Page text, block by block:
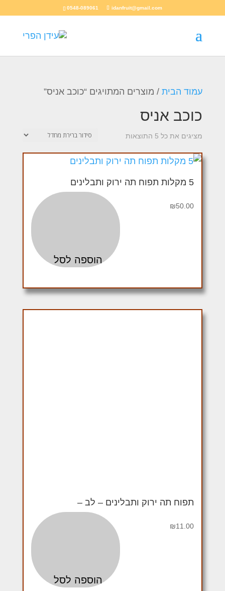
0548-089061 idanfruit@gmail.com
עמוד הבית/ מוצרים המתויגים “כוכב אניס”
כוכב אניס
מציגים את כל ⁦5⁩ התוצאות
5 מקלות תפוח תה ירוק ותבלינים
₪50.00
הוספה לסל
תפוח תה ירוק ותבלינים – לב –
₪11.00
הוספה לסל